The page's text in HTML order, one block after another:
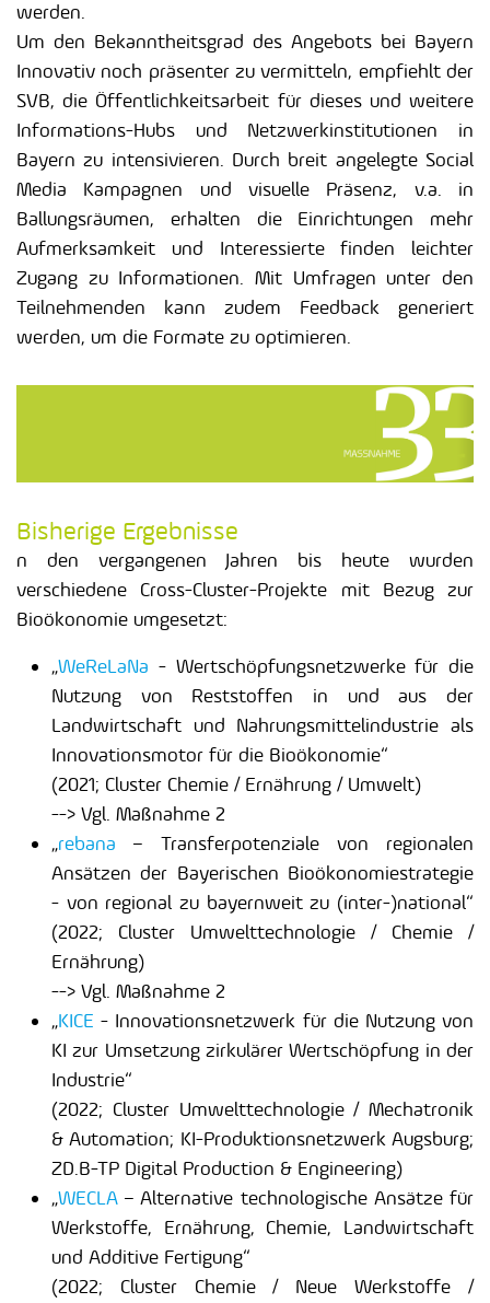
werden.
Um den Bekanntheitsgrad des Angebots bei Bayern
Innovativ noch präsenter zu vermitteln, empfiehlt der
SVB, die Öffentlichkeitsarbeit für dieses und weitere
Informations-Hubs und Netzwerkinstitutionen in
Bayern zu intensivieren. Durch breit angelegte Social
Media Kampagnen und visuelle Präsenz, v.a. in
Ballungsräumen, erhalten die Einrichtungen mehr
Aufmerksamkeit und Interessierte finden leichter
Zugang zu Informationen. Mit Umfragen unter den
Teilnehmenden kann zudem Feedback generiert
werden, um die Formate zu optimieren.
Bisherige Ergebnisse
n den vergangenen Jahren bis heute wurden
verschiedene Cross-Cluster-Projekte mit Bezug zur
Bioökonomie umgesetzt:
„WeReLaNa - Wertschöpfungsnetzwerke für die
Nutzung von Reststoffen in und aus der
Landwirtschaft und Nahrungsmittelindustrie als
Innovationsmotor für die Bioökonomie“
(2021; Cluster Chemie / Ernährung / Umwelt)
--> Vgl. Maßnahme 2
„rebana – Transferpotenziale von regionalen
Ansätzen der Bayerischen Bioökonomiestrategie
- von regional zu bayernweit zu (inter-)national“
(2022; Cluster Umwelttechnologie / Chemie /
Ernährung)
--> Vgl. Maßnahme 2
„KICE - Innovationsnetzwerk für die Nutzung von
KI zur Umsetzung zirkulärer Wertschöpfung in der
Industrie“
(2022; Cluster Umwelttechnologie / Mechatronik
& Automation; KI-Produktionsnetzwerk Augsburg;
ZD.B-TP Digital Production & Engineering)
„WECLA – Alternative technologische Ansätze für
Werkstoffe, Ernährung, Chemie, Landwirtschaft
und Additive Fertigung“
(2022; Cluster Chemie / Neue Werkstoffe /